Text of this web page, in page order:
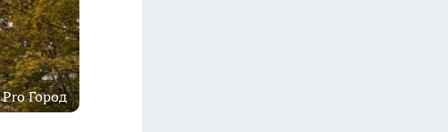
Pro Город